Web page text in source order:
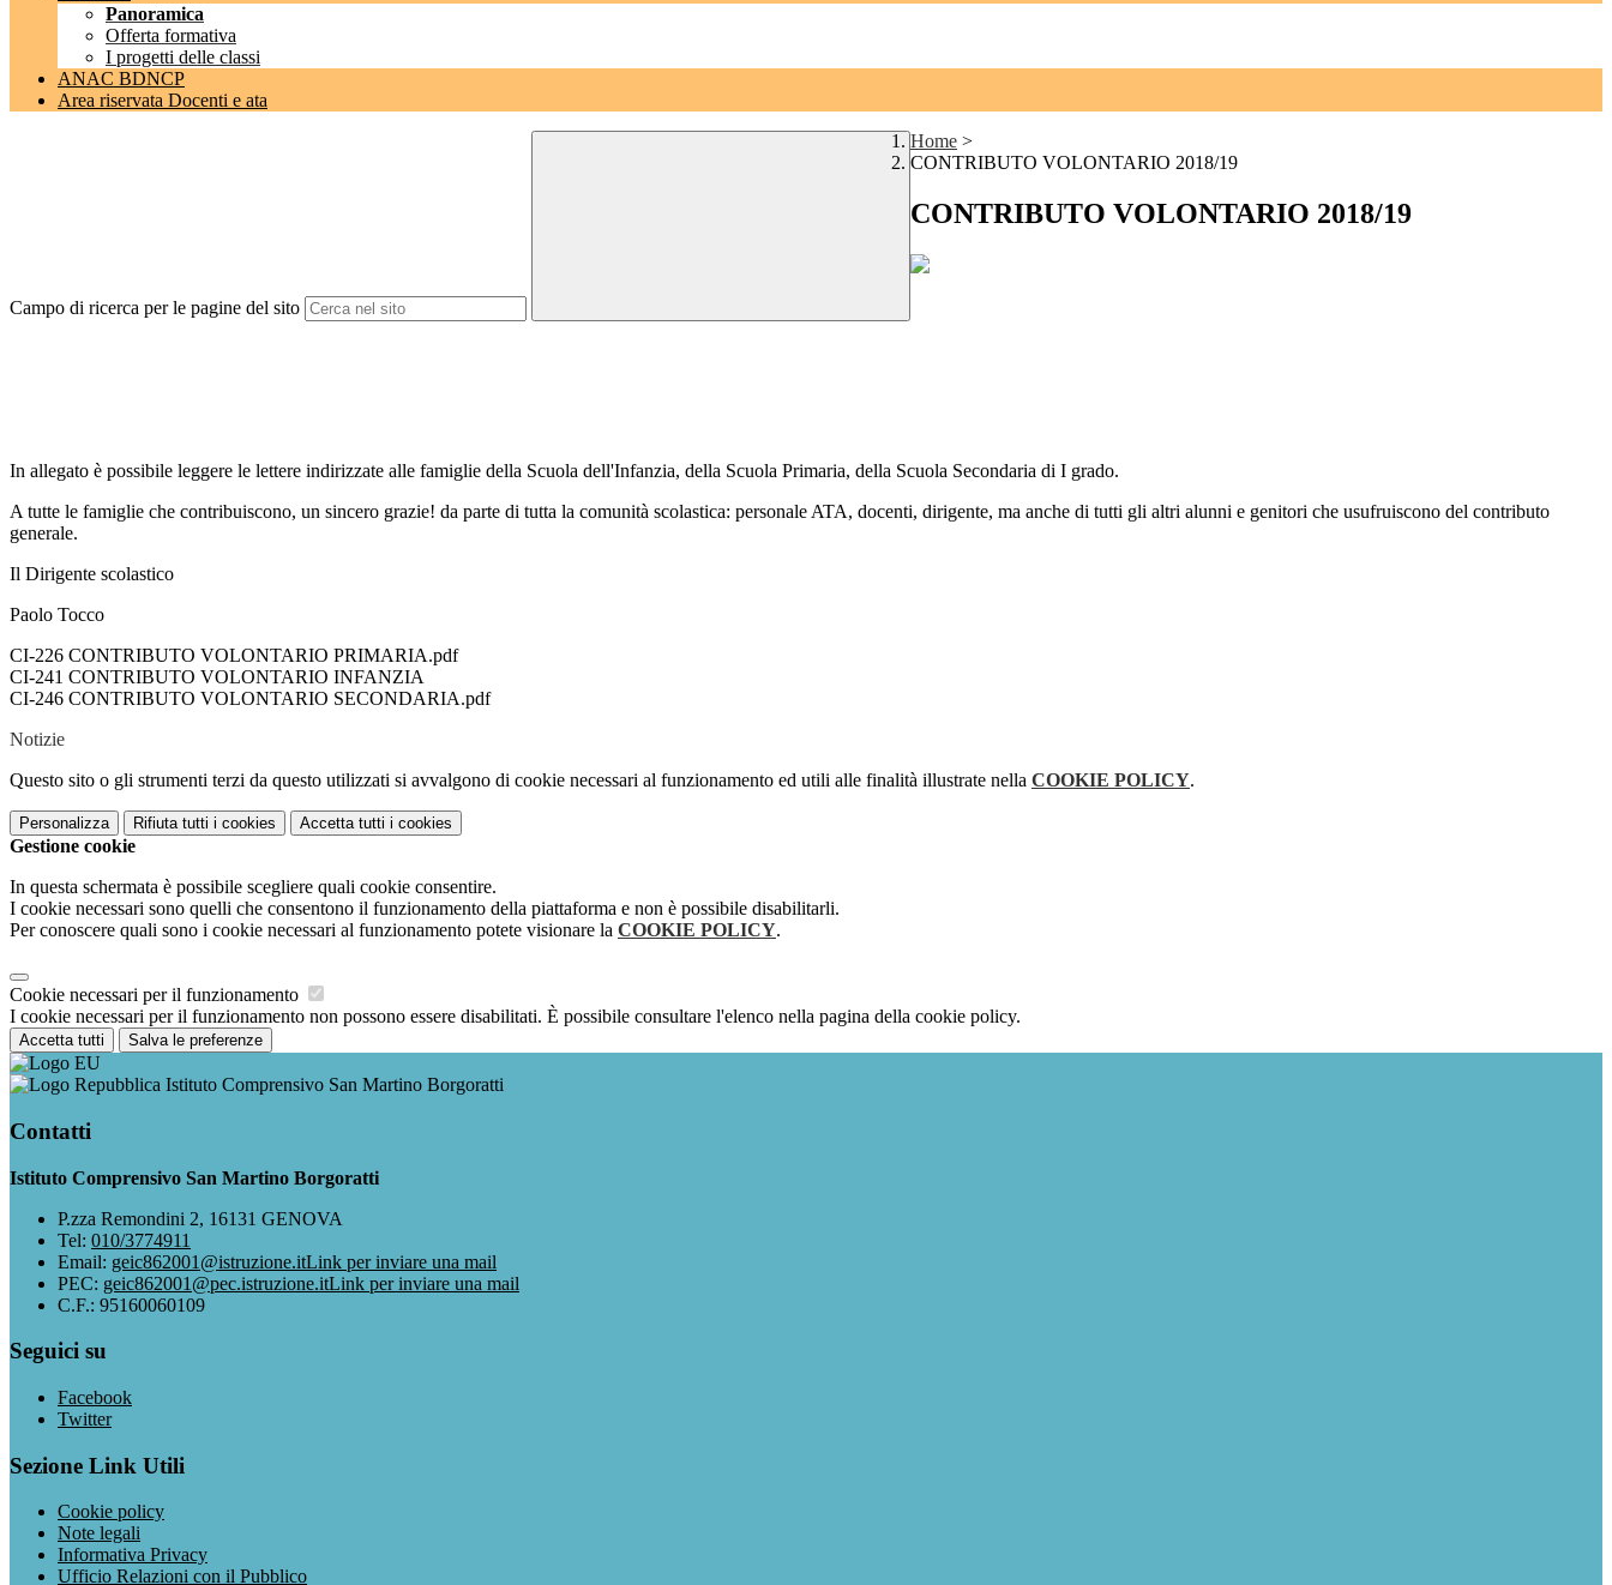
Panoramica
Offerta formativa
I progetti delle classi
ANAC BDNCP
Area riservata Docenti e ata
Campo di ricerca per le pagine del sito
Home >
CONTRIBUTO VOLONTARIO 2018/19
CONTRIBUTO VOLONTARIO 2018/19
In allegato è possibile leggere le lettere indirizzate alle famiglie della Scuola dell'Infanzia, della Scuola Primaria, della Scuola Secondaria di I grado.
A tutte le famiglie che contribuiscono, un sincero grazie! da parte di tutta la comunità scolastica: personale ATA, docenti, dirigente, ma anche di tutti gli altri alunni e genitori che usufruiscono del contributo
generale.
Il Dirigente scolastico
Paolo Tocco
CI-226 CONTRIBUTO VOLONTARIO PRIMARIA.pdf
CI-241 CONTRIBUTO VOLONTARIO INFANZIA
CI-246 CONTRIBUTO VOLONTARIO SECONDARIA.pdf
Notizie
Questo sito o gli strumenti terzi da questo utilizzati si avvalgono di cookie necessari al funzionamento ed utili alle finalità illustrate nella COOKIE POLICY.
Personalizza Rifiuta tutti i cookies Accetta tutti i cookies
Gestione cookie
In questa schermata è possibile scegliere quali cookie consentire.
I cookie necessari sono quelli che consentono il funzionamento della piattaforma e non è possibile disabilitarli.
Per conoscere quali sono i cookie necessari al funzionamento potete visionare la COOKIE POLICY.
Cookie necessari per il funzionamento
I cookie necessari per il funzionamento non possono essere disabilitati. È possibile consultare l'elenco nella pagina della cookie policy.
Accetta tutti Salva le preferenze
Istituto Comprensivo San Martino Borgoratti
Contatti
Istituto Comprensivo San Martino Borgoratti
P.zza Remondini 2, 16131 GENOVA
Tel: 010/3774911
Email: geic862001@istruzione.itLink per inviare una mail
PEC: geic862001@pec.istruzione.itLink per inviare una mail
C.F.: 95160060109
Seguici su
Facebook
Twitter
Sezione Link Utili
Cookie policy
Note legali
Informativa Privacy
Ufficio Relazioni con il Pubblico